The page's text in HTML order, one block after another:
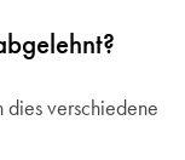
verschiedene